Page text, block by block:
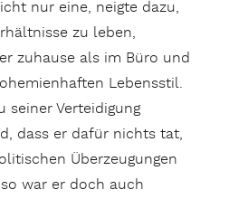
nur eine, neigte dazu,
zu leben,
zuhause als im Büro und
Lebensstil.
seiner Verteidigung
dass er dafür nichts tat,
Überzeugungen
war er doch auch